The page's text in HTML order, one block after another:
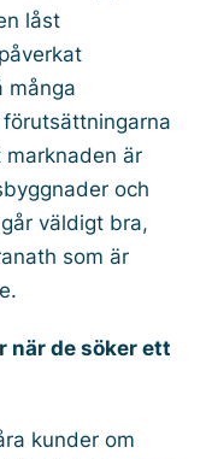
låst
många
är
och
väldigt bra,
som är
när de söker ett
kunder om